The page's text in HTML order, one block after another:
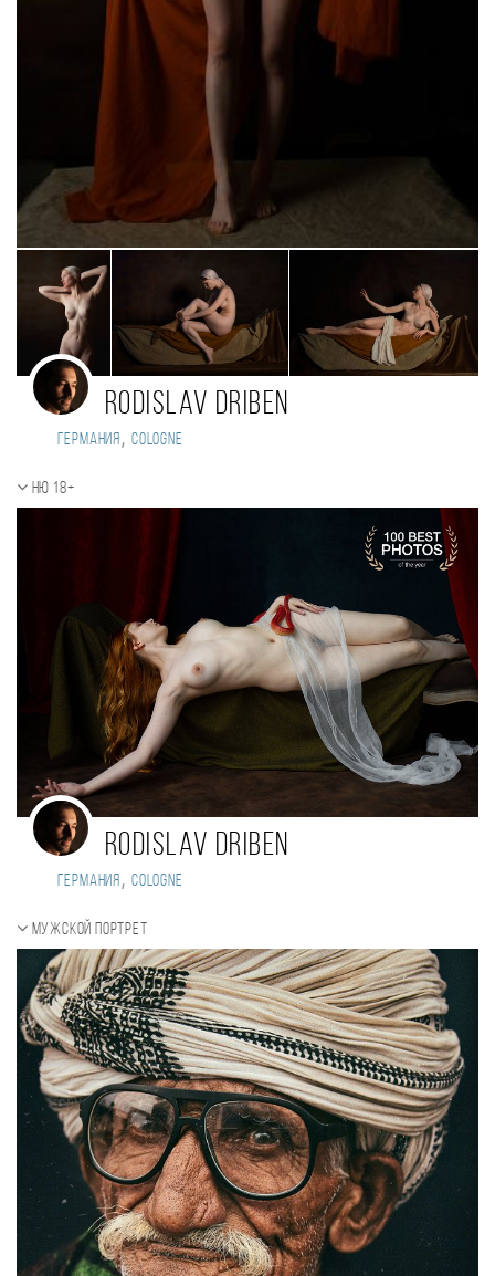
Rodislav Driben
Германия , Cologne
Ню 18+
Rodislav Driben
Германия , Cologne
Мужской портрет